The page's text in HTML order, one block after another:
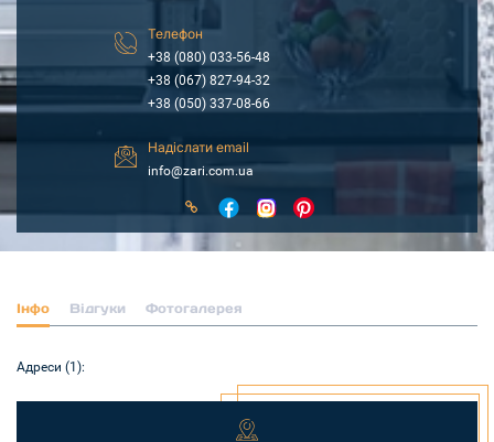
Телефон
+38 (080) 033-56-48
+38 (067) 827-94-32
+38 (050) 337-08-66
Надіслати email
info@zari.com.ua
Інфо Відгуки Фотогалерея
Адреси (1):